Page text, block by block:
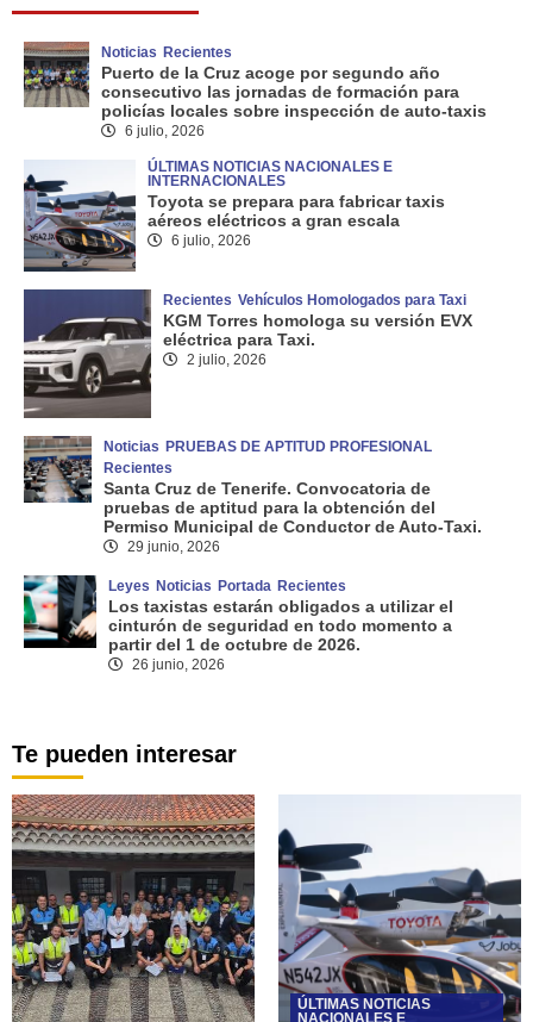
Noticias Recientes
Puerto de la Cruz acoge por segundo año
consecutivo las jornadas de formación para
policías locales sobre inspección de auto-taxis
6 julio, 2026
ÚLTIMAS NOTICIAS NACIONALES E
INTERNACIONALES
Toyota se prepara para fabricar taxis
aéreos eléctricos a gran escala
6 julio, 2026
Recientes Vehículos Homologados para Taxi
KGM Torres homologa su versión EVX
eléctrica para Taxi.
2 julio, 2026
Noticias PRUEBAS DE APTITUD PROFESIONAL
Recientes
Santa Cruz de Tenerife. Convocatoria de
pruebas de aptitud para la obtención del
Permiso Municipal de Conductor de Auto-Taxi.
29 junio, 2026
Leyes Noticias Portada Recientes
Los taxistas estarán obligados a utilizar el
cinturón de seguridad en todo momento a
partir del 1 de octubre de 2026.
26 junio, 2026
Te pueden interesar
ÚLTIMAS NOTICIAS
NACIONALES E